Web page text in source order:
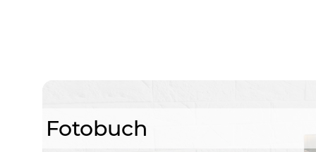
Fotobuch